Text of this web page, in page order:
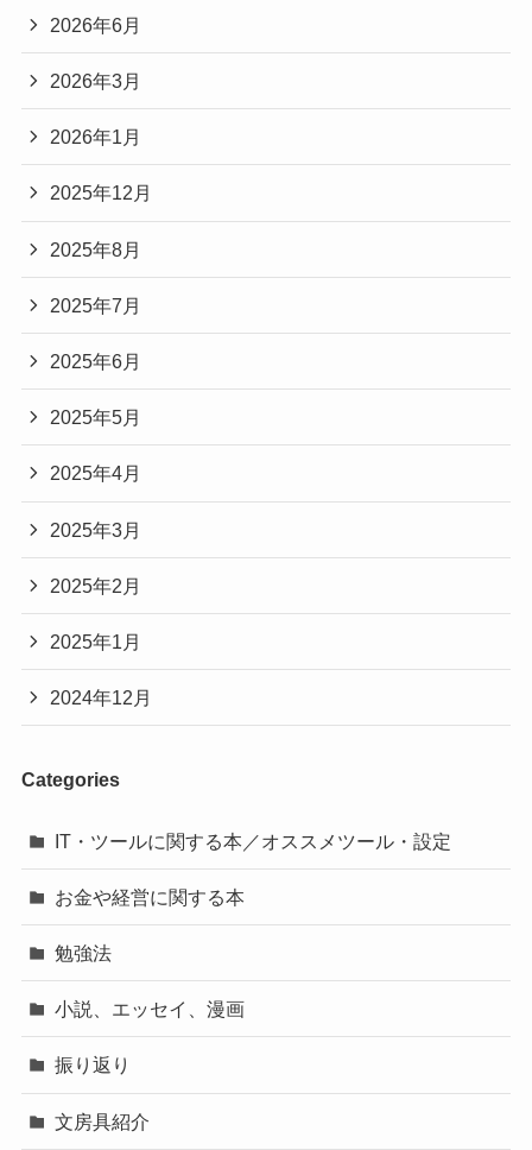
2026年6月
2026年3月
2026年1月
2025年12月
2025年8月
2025年7月
2025年6月
2025年5月
2025年4月
2025年3月
2025年2月
2025年1月
2024年12月
Categories
IT・ツールに関する本／オススメツール・設定
お金や経営に関する本
勉強法
小説、エッセイ、漫画
振り返り
文房具紹介